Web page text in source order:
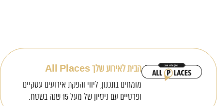
הבית לאירוע שלך All Places
מומחים בתכנון, ליווי והפקת אירועים עסקיים
ופרטיים עם ניסיון של מעל 15 שנה בשטח.